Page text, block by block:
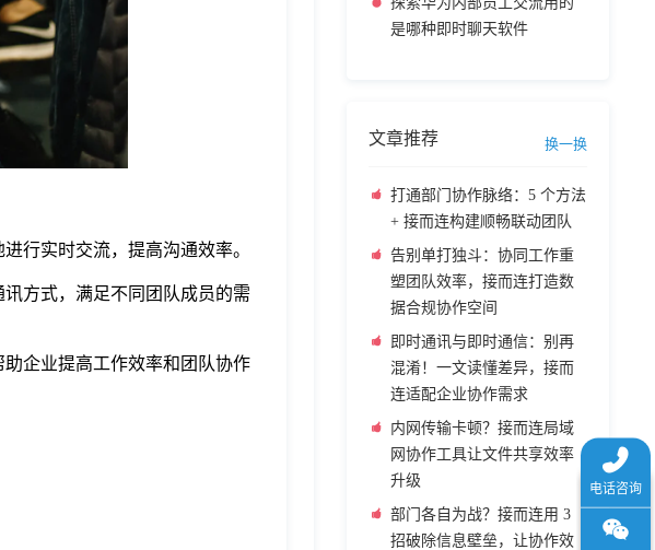
行实时交流，提高沟通效率。
方式，满足不同团队成员的需
企业提高工作效率和团队协作
是哪种即时聊天软件
文章推荐 换一换
打通部门协作脉络：5 个方法
+ 接而连构建顺畅联动团队
告别单打独斗：协同工作重
塑团队效率，接而连打造数
据合规协作空间
即时通讯与即时通信：别再
混淆！一文读懂差异，接而
连适配企业协作需求
内网传输卡顿？接而连局域
网协作工具让文件共享效率
升级
部门各自为战？接而连用 3
招破除信息壁垒，让协作效